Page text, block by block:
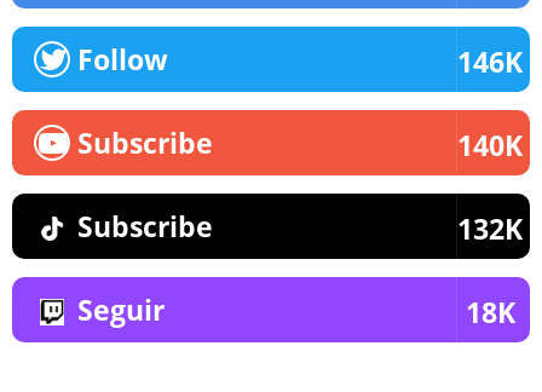
Follow 146K
Subscribe 140K
Subscribe 132K
Seguir 18K